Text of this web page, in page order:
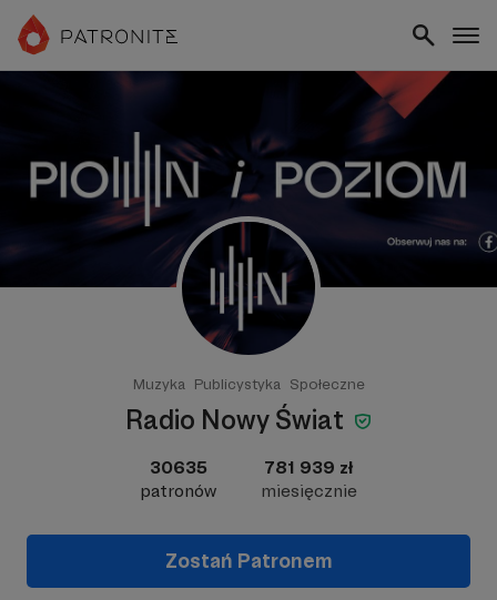
Muzyka Publicystyka Społeczne
Radio Nowy Świat
30635
patronów
781 939 zł
miesięcznie
Zostań Patronem